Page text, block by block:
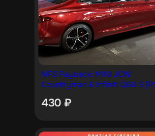
NFS Payback: MINI JCW
Countryman & Infiniti Q60 S
430 ₽